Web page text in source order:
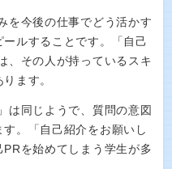
を今後の仕事でどう活かす
ルすることです。「自己
、その人が持っているスキ
ます。
は同じようで、質問の意図
。「自己紹介をお願いし
を始めてしまう学生が多